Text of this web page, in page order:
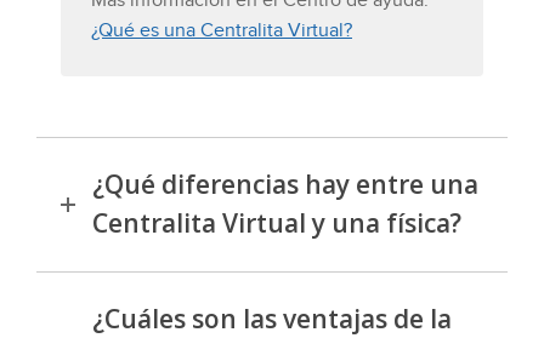
¿Qué es una Centralita Virtual?
¿Qué diferencias hay entre una
Centralita Virtual y una física?
¿Cuáles son las ventajas de la